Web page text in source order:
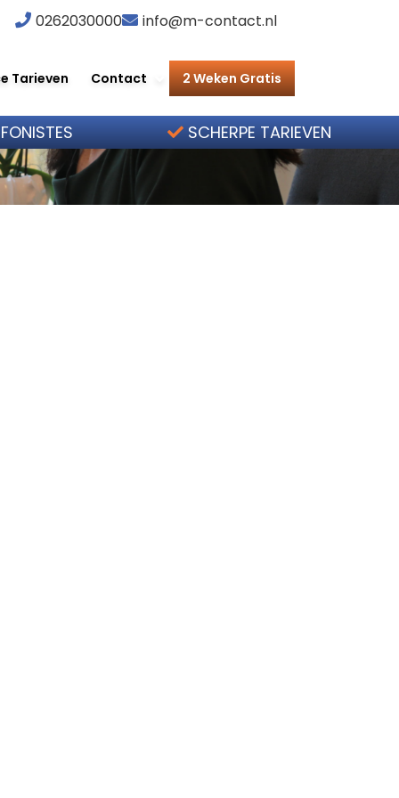
0262030000 info@m-contact.nl
Tarieven Contact 2 Weken Gratis
SCHERPE TARIEVEN